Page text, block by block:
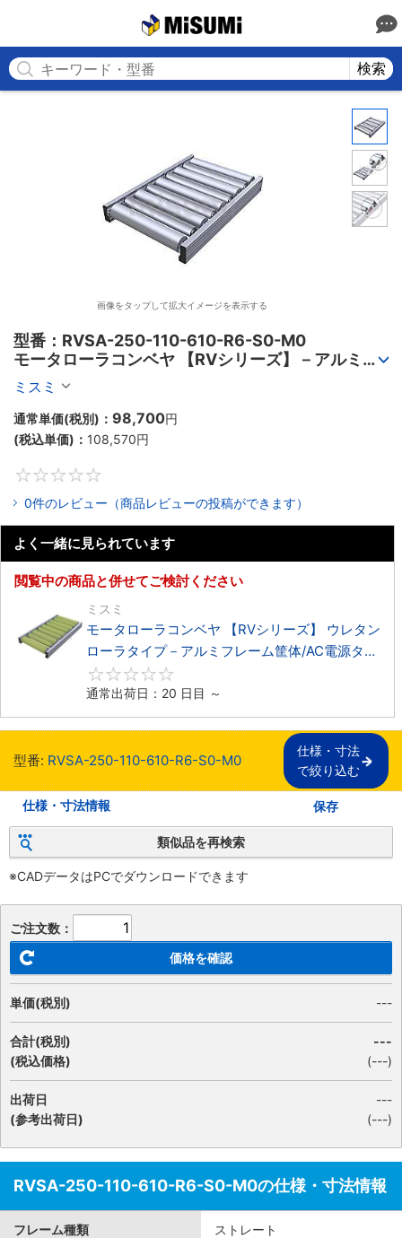
検索
画像をタップして拡大イメージを表示する
型番：RVSA-250-110-610-R6-S0-M0
モータローラコンベヤ 【RVシリーズ】－アルミフ
レーム筐体/AC電源タイプ－
ミスミ
通常単価(税別)： 98,700円
(税込単価)： 108,570円
0件のレビュー（商品レビューの投稿ができます）
よく一緒に見られています
閲覧中の商品と併せてご検討ください
ミスミ
モータローラコンベヤ 【RVシリーズ】 ウレタン
ローラタイプ－アルミフレーム筐体/AC電源タイ
プ－
通常出荷日：20 日目 ～
型番: RVSA-250-110-610-R6-S0-M0
仕様・寸法
で絞り込む
仕様・寸法情報 保存
類似品を再検索
※CADデータはPCでダウンロードできます
ご注文数：
価格を確認
単価(税別) ---
合計(税別)
(税込価格)
---
(---)
出荷日
(参考出荷日)
---
(---)
RVSA-250-110-610-R6-S0-M0の仕様・寸法情報
フレーム種類 ストレート